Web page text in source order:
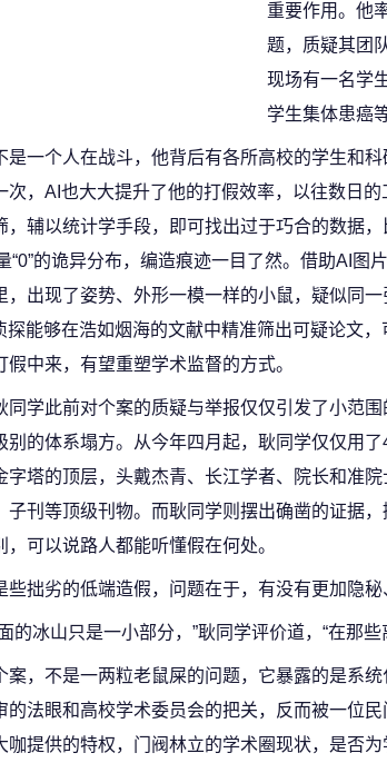
重要作用。他
题，质疑其团
现场有一名学
学生集体患癌
是一个人在战斗，他背后有各所高校的学生和
次，AI也大大提升了他的打假效率，以往数日
，辅以统计学手段，即可找出过于巧合的数据
“0”的诡异分布，编造痕迹一目了然。借助AI
，出现了姿势、外形一模一样的小鼠，疑似同
探能够在浩如烟海的文献中精准筛出可疑论文
假中来，有望重塑学术监督的方式。
同学此前对个案的质疑与举报仅仅引发了小范
别的体系塌方。从今年四月起，耿同学仅仅用
字塔的顶层，头戴杰青、长江学者、院长和准
子刊等顶级刊物。而耿同学则摆出确凿的证据
，可以说路人都能听懂假在何处。
些拙劣的低端造假，问题在于，有没有更加隐秘
的冰山只是一小部分，”耿同学评价道，“在那
案，不是一两粒老鼠屎的问题，它暴露的是系
的法眼和高校学术委员会的把关，反而被一位
咖提供的特权，门阀林立的学术圈现状，是否